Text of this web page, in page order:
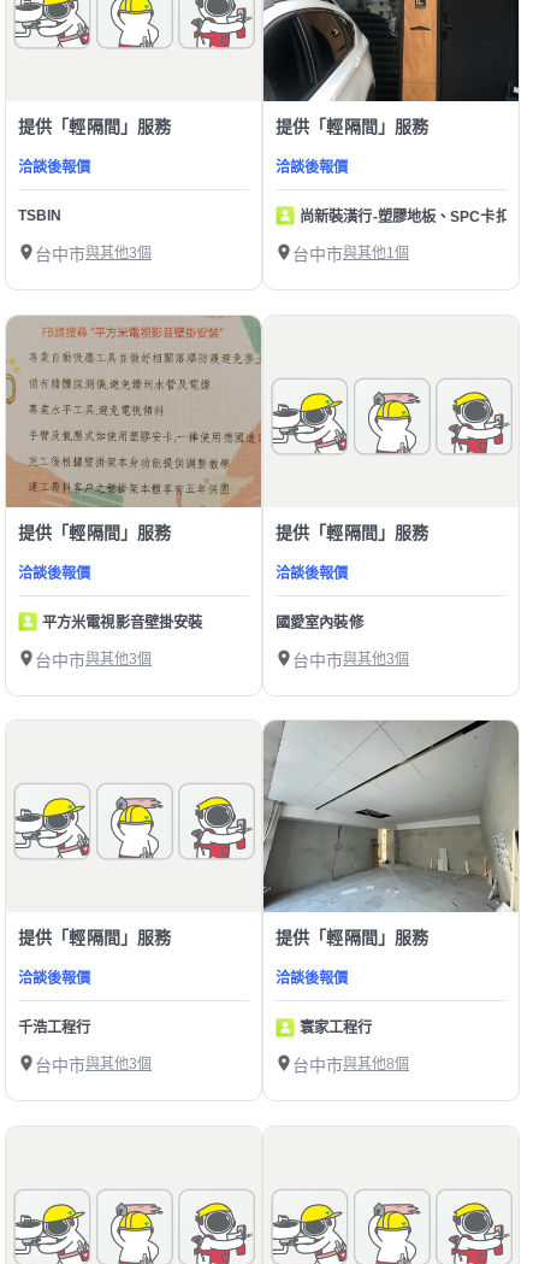
提供「輕隔間」服務
洽談後報價
TSBIN
台中市與其他3個
提供「輕隔間」服務
洽談後報價
尚新裝潢行-塑膠地板、SPC卡扣地
台中市與其他1個
提供「輕隔間」服務
洽談後報價
平方米電視影音壁掛安裝
台中市與其他3個
提供「輕隔間」服務
洽談後報價
國愛室內裝修
台中市與其他3個
提供「輕隔間」服務
洽談後報價
千浩工程行
台中市與其他3個
提供「輕隔間」服務
洽談後報價
寰家工程行
台中市與其他8個